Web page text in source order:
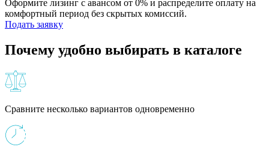
Оформите лизинг с авансом от 0% и распределите оплату на
комфортный период без скрытых комиссий.
Подать заявку
Почему удобно выбирать в каталоге
Сравните несколько вариантов одновременно